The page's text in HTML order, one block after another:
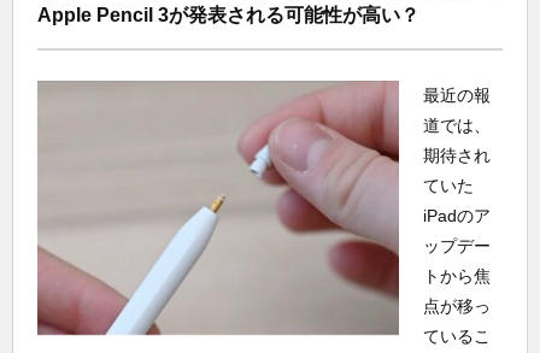
Apple Pencil 3が発表される可能性が高い？
最近の報
道では、
期待され
ていた
iPadのア
ップデー
トから焦
点が移っ
ているこ